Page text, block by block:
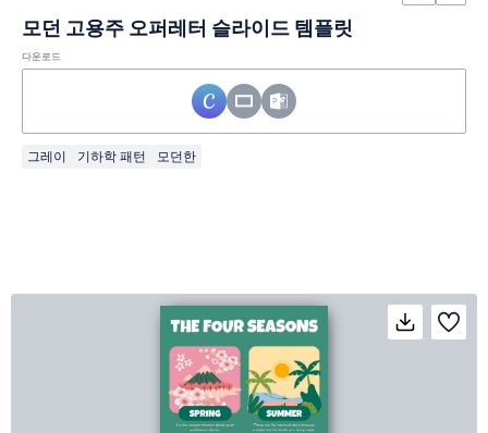
모던 고용주 오퍼레터 슬라이드 템플릿
다운로드
그레이 기하학 패턴 모던한